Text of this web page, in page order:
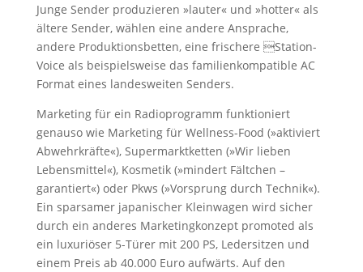
Junge Sender produzieren »lauter« und »hotter« als
ältere Sender, wählen eine andere Ansprache,
andere Produktionsbetten, eine frischere Station-
Voice als beispielsweise das familienkompatible AC
Format eines landesweiten Senders.
Marketing für ein Radioprogramm funktioniert
genauso wie Marketing für Wellness-Food (»aktiviert
Abwehrkräfte«), Supermarktketten (»Wir lieben
Lebensmittel«), Kosmetik (»mindert Fältchen –
garantiert«) oder Pkws (»Vorsprung durch Technik«).
Ein sparsamer japanischer Kleinwagen wird sicher
durch ein anderes Marketingkonzept promoted als
ein luxuriöser 5-Türer mit 200 PS, Ledersitzen und
einem Preis ab 40.000 Euro aufwärts. Auf den